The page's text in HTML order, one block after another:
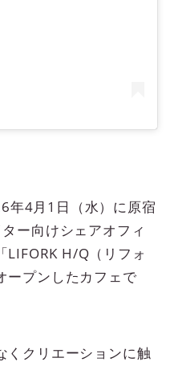
年4月1日（水）に原宿
ー向けシェアオフィ
LIFORK H/Q（リフォ
ープンしたカフェで
くクリエーションに触